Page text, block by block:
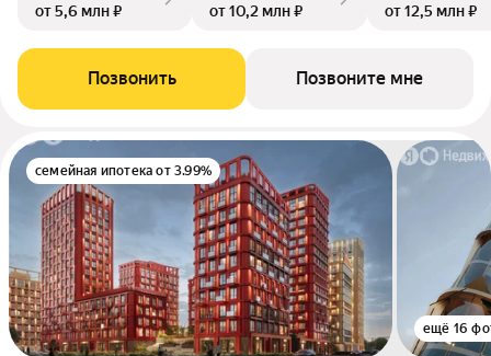
от 5,6 млн ₽ от 10,2 млн ₽ от 12,5 млн ₽
Позвонить Позвоните мне
семейная ипотека от 3.99%
ещё 16